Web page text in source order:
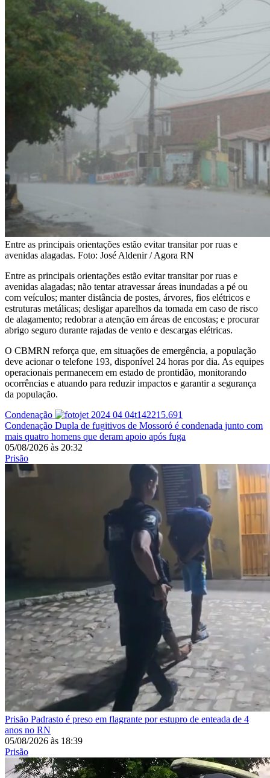
Entre as principais orientações estão evitar transitar por ruas e
avenidas alagadas. Foto: José Aldenir / Agora RN
Entre as principais orientações estão evitar transitar por ruas e
avenidas alagadas; não tentar atravessar áreas inundadas a pé ou
com veículos; manter distância de postes, árvores, fios elétricos e
estruturas metálicas; desligar aparelhos da tomada em caso de risco
de alagamento; redobrar a atenção em áreas de encostas; e procurar
abrigo seguro durante rajadas de vento e descargas elétricas.
O CBMRN reforça que, em situações de emergência, a população
deve acionar o telefone 193, disponível 24 horas por dia. As equipes
operacionais permanecem em estado de prontidão, monitorando
ocorrências e atuando para reduzir impactos e garantir a segurança
da população.
Condenação
Condenação Dupla de fugitivos de Mossoró é condenada junto com
mais quatro homens que deram apoio após fuga
05/08/2026 às 20:32
Prisão
Prisão Padrasto é preso em flagrante por estupro de enteada de 4
anos no RN
05/08/2026 às 18:39
Prisão